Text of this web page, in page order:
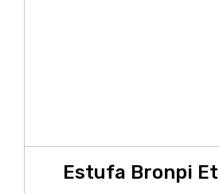
Estufa Bronpi